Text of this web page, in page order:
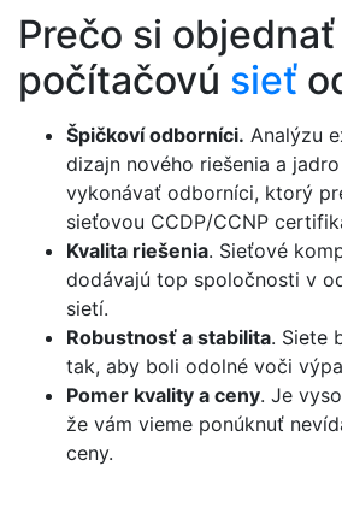
Prečo si objednať
počítačovú sieť
Špičkoví odborníci. Analýzu
dizajn nového riešenia a
vykonávať odborníci, ktorý
sieťovou CCDP/CCNP
Kvalita riešenia. Sieťové
dodávajú top spoločnosti v
sietí.
Robustnosť a stabilita. Siete
tak, aby boli odolné voči
Pomer kvality a ceny. Je
že vám vieme ponúknuť
ceny.